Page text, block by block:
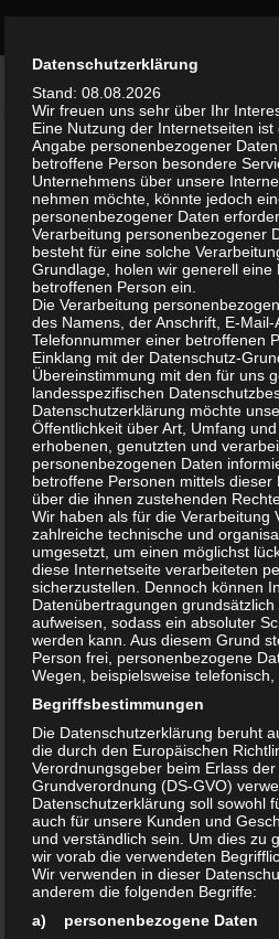
Info-Blatt „AKTUELL
Olvenstedt“ Ausgabe1
VONWALTER ·24. MÄRZ 2016
Werte Mitbürgerinnen und
Ausgabe 1 – März 2016 unseres
Magdeburg Neu-Olvenstedt“ ist
als „Download“ auf unserer Web-
Ausgabe 2 wird Ende Mai 2016
Vorschläge, Hinweise, Kritiken bitte
Adressen
Vorstand BI „Olvenstedt“ e.V.
Teilen mit:
Drucken
Ähnliche Beiträge
Zeittafel 2016
7. Juni 2023
In "Chronik"
18.
In
Olvenstedt Aktuell Herbst 2012
16. September 2012
Durch die weitere Nutzung der Seite
Datenschutzerklärung
Stand: 08.08.2026
Wir freuen uns sehr über Ihr
Eine Nutzung der Internetseiten
Angabe personenbezogener
betroffene Person besondere
Unternehmens über unsere
nehmen möchte, könnte jedoch
personenbezogener Daten
Verarbeitung personenbezogener
besteht für eine solche
Grundlage, holen wir generell eine
betroffenen Person ein.
Die Verarbeitung
des Namens, der Anschrift, E-
Telefonnummer einer betroffenen
Einklang mit der Datenschutz-
Übereinstimmung mit den für uns
landesspezifischen
Datenschutzerklärung möchte
Öffentlichkeit über Art, Umfang
erhobenen, genutzten und
personenbezogenen Daten
betroffene Personen mittels dieser
über die ihnen zustehenden
Wir haben als für die Verarbeitung
zahlreiche technische und
umgesetzt, um einen möglichst
diese Internetseite verarbeiteten
sicherzustellen. Dennoch können
Datenübertragungen grundsätzlich
aufweisen, sodass ein absoluter
werden kann. Aus diesem Grund
Person frei, personenbezogene
Wegen, beispielsweise telefonisch,
Begriffsbestimmungen
Die Datenschutzerklärung beruht
die durch den Europäischen
Verordnungsgeber beim Erlass
Grundverordnung (DS-GVO)
Datenschutzerklärung soll sowohl
auch für unsere Kunden und
und verständlich sein. Um dies zu
wir vorab die verwendeten
Wir verwenden in dieser
anderem die folgenden Begriffe:
a) personenbezogene Daten